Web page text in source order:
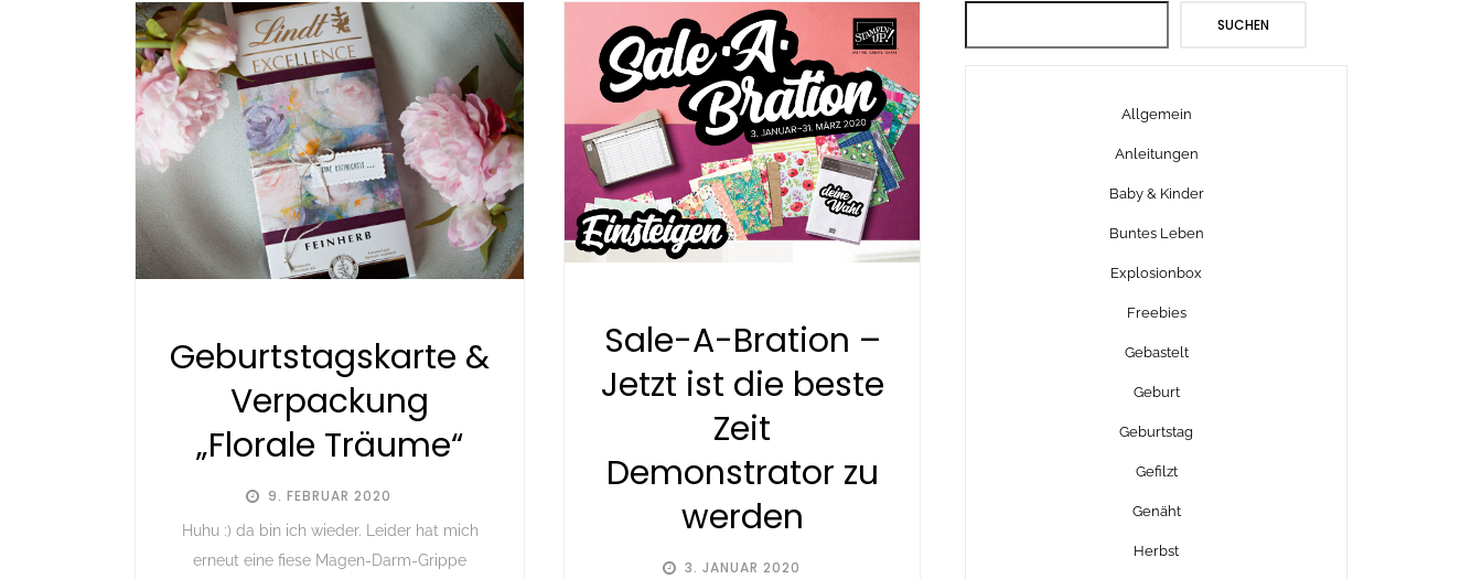
9. FEBRUAR 2020
Geburtstagskarte &
Verpackung
„Florale Träume“
Huhu :) da bin ich wieder. Leider hat mich
erneut eine fiese Magen-Darm-Grippe
3. JANUAR 2020
Sale-A-Bration –
Jetzt ist die beste
Zeit
Demonstrator zu
werden
SUCHEN
Allgemein
Anleitungen
Baby & Kinder
Buntes Leben
Explosionbox
Freebies
Gebastelt
Geburt
Geburtstag
Gefilzt
Genäht
Herbst